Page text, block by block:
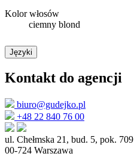
Kolor włosów
ciemny blond
Języki
Kontakt do agencji
biuro@gudejko.pl
+48 22 840 76 00
ul. Chełmska 21, bud. 5, pok. 709
00-724 Warszawa